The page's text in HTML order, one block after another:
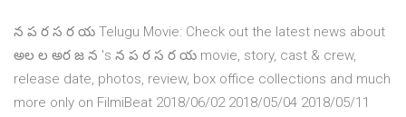
న ప ర స ర య Telugu Movie: Check out the latest news about
అల ల అర జ న 's న ప ర స ర య movie, story, cast & crew,
release date, photos, review, box office collections and much
more only on FilmiBeat 2018/06/02 2018/05/04 2018/05/11